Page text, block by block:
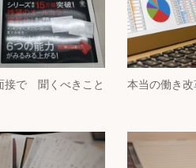
接で 聞くべきこと
本当の働き